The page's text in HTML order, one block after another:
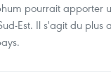
pourrait apporter
Est. Il s'agit du plus